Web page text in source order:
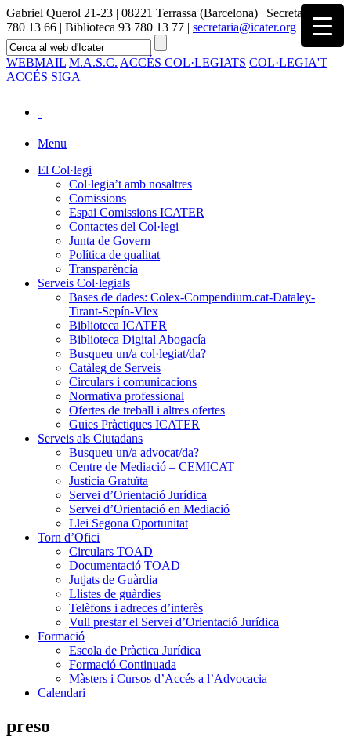
Gabriel Querol 21-23 | 08221 Terrassa (Barcelona) | Secretaria 93
780 13 66 | Biblioteca 93 780 13 77 | secretaria@icater.org
WEBMAIL M.A.S.C. ACCÉS COL·LEGIATS COL·LEGIA'T
ACCÉS SIGA
Menu
El Col·legi
Col·legia’t amb nosaltres
Comissions
Espai Comissions ICATER
Contactes del Col·legi
Junta de Govern
Política de qualitat
Transparència
Serveis Col·legials
Bases de dades: Colex-Compendium.cat-Dataley-
Tirant-Sepín-Vlex
Biblioteca ICATER
Biblioteca Digital Abogacía
Busqueu un/a col·legiat/da?
Catàleg de Serveis
Circulars i comunicacions
Normativa professional
Ofertes de treball i altres ofertes
Guies Pràctiques ICATER
Serveis als Ciutadans
Busqueu un/a advocat/da?
Centre de Mediació – CEMICAT
Justícia Gratuïta
Servei d’Orientació Jurídica
Servei d’Orientació en Mediació
Llei Segona Oportunitat
Torn d’Ofici
Circulars TOAD
Documentació TOAD
Jutjats de Guàrdia
Llistes de guàrdies
Telèfons i adreces d’interès
Vull prestar el Servei d’Orientació Jurídica
Formació
Escola de Pràctica Jurídica
Formació Continuada
Màsters i Cursos d’Accés a l’Advocacia
Calendari
preso